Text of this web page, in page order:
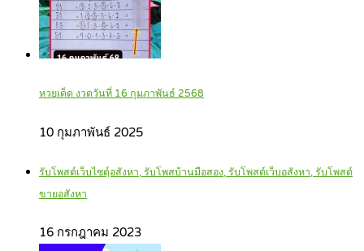
หวยเด็ด งวดวันที่ 16 กุมภาพันธ์ 2568
10 กุมภาพันธ์ 2025
รับโพสต์เว็บไซตฺ์อสังหา, รับโพสบ้านมือสอง, รับโพสต์เว็บอสังหา, รับโพสต์
ขายอสังหา
16 กรกฎาคม 2023